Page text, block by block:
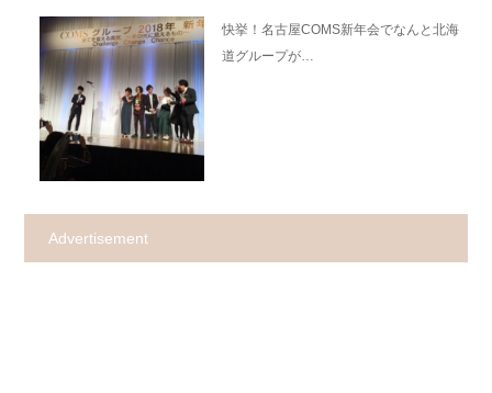
快挙！名古屋COMS新年会でなんと北海
道グループが…
Advertisement